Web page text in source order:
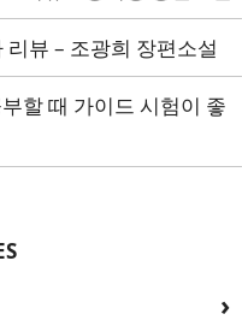
리뷰 – 조광희 장편소설
할 때 가이드 시험이 좋